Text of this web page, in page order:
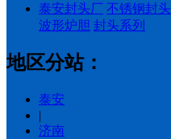
泰安封头厂 不锈钢封头
波形炉胆 封头系列
地区分站：
泰安
|
济南